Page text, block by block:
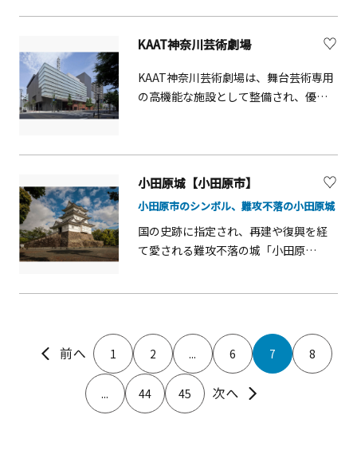
ンルームも設備されています。全天候
型で、いつでも楽しめる施設です。
生に取り組んでいます。本館には丹沢
ャラリーがあり、パネルやゲームなど
を通じて自然再生の取り組みを学ぶこ
とができます。自然観察園や樹木観察
花が見頃を迎えます。毎週日曜日に
は、湿地や雑木林の生き物たちを観察
できる「ミニ観察会」も開催。野外活
動に適した服装でお越しください。
KAAT神奈川芸術劇場
KAAT神奈川芸術劇場は、舞台芸術専用
の高機能な施設として整備され、優れ
供し、自主制作の公演等を積極的に行
う「創造型劇場」として2011年に開館
しました。公演内容により照明や吊り
物の位置、座席の傾斜や配置を自在に
変えられるなど、全国的にも珍しい劇
場で、それが施設の売りともなってい
小田原城【小田原市】
小田原市のシンボル、難攻不落の小田原城
国の史跡に指定され、再建や復興を経
て愛される難攻不落の城「小田原
小田原城址公園内には桜や藤・花菖
蒲・梅など年間を通してさまざまな花
や植物を楽しむことができます。
1 2 ... 6 7 8
... 44 45